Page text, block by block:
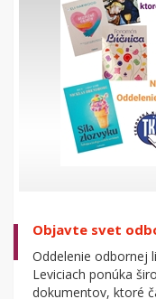
Objavte svet
Oddelenie odbornej
Leviciach ponúka
dokumentov, ktoré